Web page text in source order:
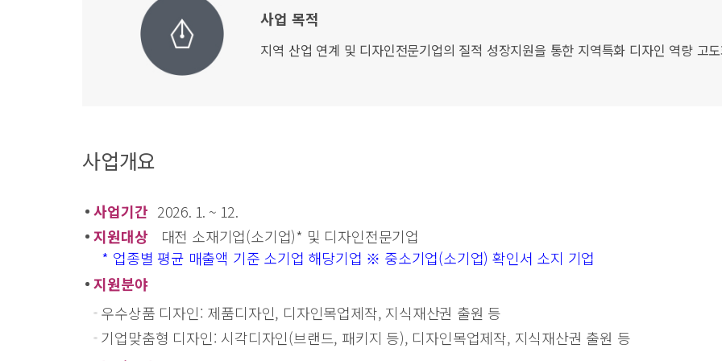
사업 목적
지역 산업 연계 및 디자인전문기업의 질적 성장지원을 통한 지역특화 디자인 역량 고
사업개요
사업기간 2026. 1. ~ 12.
지원대상
대전 소재기업(소기업)* 및 디자인전문기업
* 업종별 평균 매출액 기준 소기업 해당기업 ※ 중소기업(소기업) 확인서 소지 기업
지원분야
우수상품 디자인: 제품디자인, 디자인목업제작, 지식재산권 출원 등
기업맞춤형 디자인: 시각디자인(브랜드, 패키지 등), 디자인목업제작, 지식재산권 출원 등